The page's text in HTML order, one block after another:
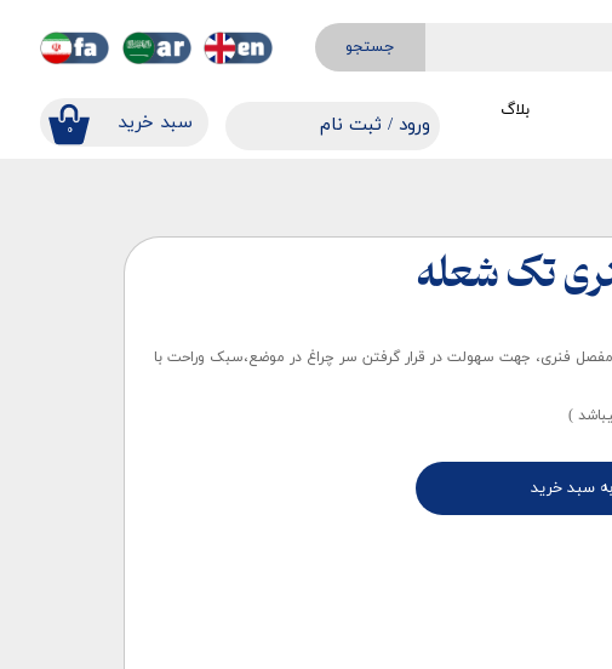
جستجو
۰ ​​سبد خرید ورود / ثبت نام
بلاگ
تک شعله
مفصل فنری، جهت سهولت در قرار گرفتن سر چراغ در موضع،سبک وراحت با
)
سبد خرید